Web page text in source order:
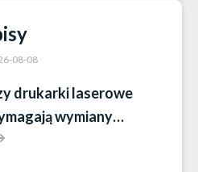
08-08
drukarki laserowe
wymiany